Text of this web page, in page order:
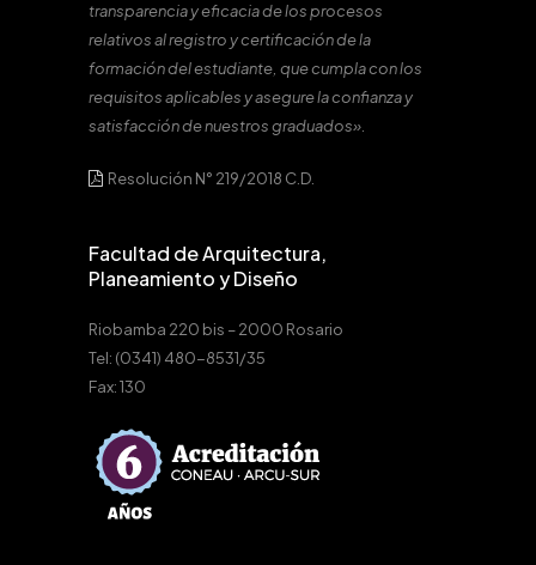
transparencia y eficacia de los procesos
relativos al registro y certificación de la
formación del estudiante, que cumpla con los
requisitos aplicables y asegure la confianza y
satisfacción de nuestros graduados».
Resolución N° 219/2018 C.D.
Facultad de Arquitectura,
Planeamiento y Diseño
Riobamba 220 bis – 2000 Rosario
Tel: (0341) 480-8531/35
Fax: 130